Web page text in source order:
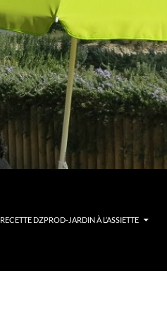
RECETTE DZPROD-JARDIN À L’ASSIETTE